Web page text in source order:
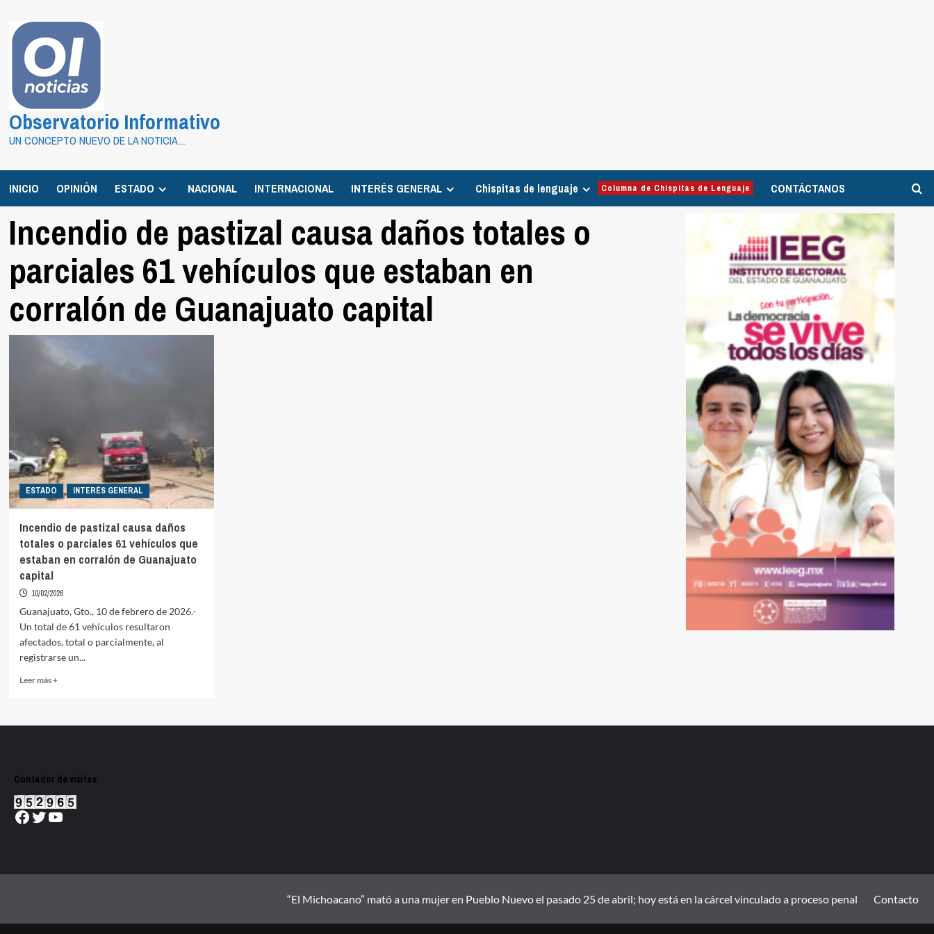
contenido
Observatorio Informativo
UN CONCEPTO NUEVO DE LA NOTICIA…
INICIO OPINIÓN ESTADO NACIONAL INTERNACIONAL INTERÉS GENERAL Chispitas de lenguaje Columna de Chispitas de Lenguaje CONTÁCTANOS
Incendio de pastizal causa daños totales o
parciales 61 vehículos que estaban en
corralón de Guanajuato capital
ESTADO INTERÉS GENERAL
Incendio de pastizal causa daños
totales o parciales 61 vehículos que
estaban en corralón de Guanajuato
capital
10/02/2026
Guanajuato, Gto., 10 de febrero de 2026.-
Un total de 61 vehículos resultaron
afectados, total o parcialmente, al
registrarse un...
Leer más +Read
totales
o
parciales
61
en
Contador de visitas
Facebook
Twitter
YouTube
“El Michoacano” mató a una mujer en Pueblo Nuevo el pasado 25 de abril; hoy está en la cárcel vinculado a proceso penal Contacto